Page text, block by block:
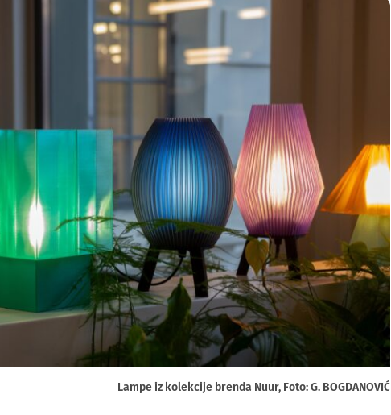
Lampe iz kolekcije brenda Nuur, Foto: G. BOGDANOVIĆ